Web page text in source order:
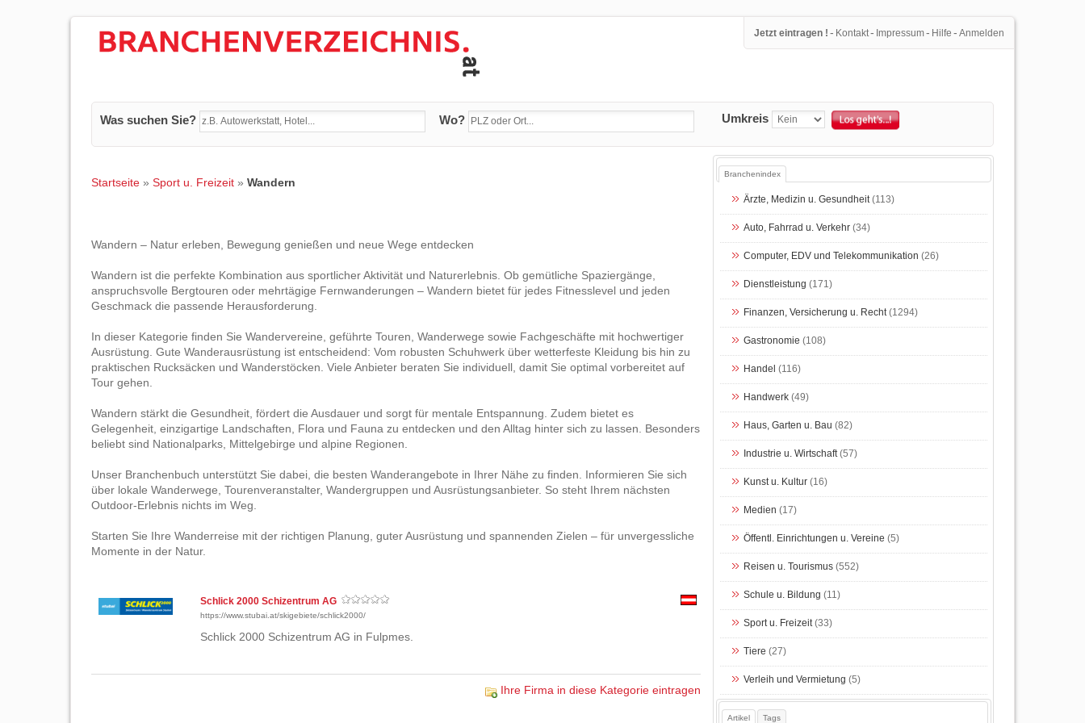
Jetzt eintragen ! - Kontakt- Impressum- Hilfe - Anmelden
Was suchen Sie? Wo? Umkreis
Startseite » Sport u. Freizeit » Wandern
Wandern – Natur erleben, Bewegung genießen und neue Wege entdecken
Wandern ist die perfekte Kombination aus sportlicher Aktivität und Naturerlebnis. Ob gemütliche Spaziergänge,
anspruchsvolle Bergtouren oder mehrtägige Fernwanderungen – Wandern bietet für jedes Fitnesslevel und jeden
Geschmack die passende Herausforderung.
In dieser Kategorie finden Sie Wandervereine, geführte Touren, Wanderwege sowie Fachgeschäfte mit hochwertiger
Ausrüstung. Gute Wanderausrüstung ist entscheidend: Vom robusten Schuhwerk über wetterfeste Kleidung bis hin zu
praktischen Rucksäcken und Wanderstöcken. Viele Anbieter beraten Sie individuell, damit Sie optimal vorbereitet auf
Tour gehen.
Wandern stärkt die Gesundheit, fördert die Ausdauer und sorgt für mentale Entspannung. Zudem bietet es
Gelegenheit, einzigartige Landschaften, Flora und Fauna zu entdecken und den Alltag hinter sich zu lassen. Besonders
beliebt sind Nationalparks, Mittelgebirge und alpine Regionen.
Unser Branchenbuch unterstützt Sie dabei, die besten Wanderangebote in Ihrer Nähe zu finden. Informieren Sie sich
über lokale Wanderwege, Tourenveranstalter, Wandergruppen und Ausrüstungsanbieter. So steht Ihrem nächsten
Outdoor-Erlebnis nichts im Weg.
Starten Sie Ihre Wanderreise mit der richtigen Planung, guter Ausrüstung und spannenden Zielen – für unvergessliche
Momente in der Natur.
Schlick 2000 Schizentrum AG
https://www.stubai.at/skigebiete/schlick2000/
Schlick 2000 Schizentrum AG in Fulpmes.
Ihre Firma in diese Kategorie eintragen
Branchenindex
Ärzte, Medizin u. Gesundheit(113)
Auto, Fahrrad u. Verkehr(34)
Computer, EDV und Telekommunikation (26)
Dienstleistung (171)
Finanzen, Versicherung u. Recht(1294)
Gastronomie (108)
Handel (116)
Handwerk(49)
Haus, Garten u. Bau (82)
Industrie u. Wirtschaft(57)
Kunst u. Kultur(16)
Medien (17)
Öffentl. Einrichtungen u. Vereine (5)
Reisen u. Tourismus(552)
Schule u. Bildung (11)
Sport u. Freizeit(33)
Tiere (27)
Verleih und Vermietung (5)
Artikel Tags